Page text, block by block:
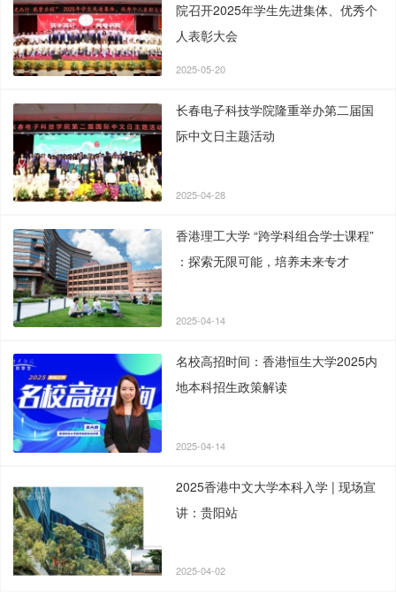
院召开2025年学生先进集体、优秀个
人表彰大会
2025-05-20
长春电子科技学院隆重举办第二届国
际中文日主题活动
2025-04-28
香港理工大学 “跨学科组合学士课程”
：探索无限可能，培养未来专才
2025-04-14
名校高招时间：香港恒生大学2025内
地本科招生政策解读
2025-04-14
2025香港中文大学本科入学 | 现场宣
讲：贵阳站
2025-04-02